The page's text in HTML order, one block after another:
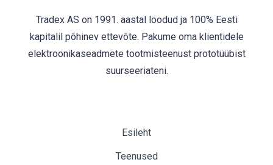
Tradex AS on 1991. aastal loodud ja 100% Eesti
kapitalil põhinev ettevõte. Pakume oma klientidele
elektroonikaseadmete tootmisteenust prototüübist
suurseeriateni.
Esileht
Teenused